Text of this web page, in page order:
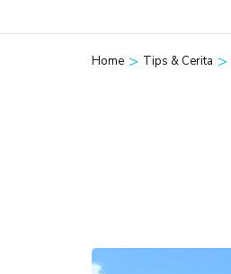
Home > Tips & Cerita >